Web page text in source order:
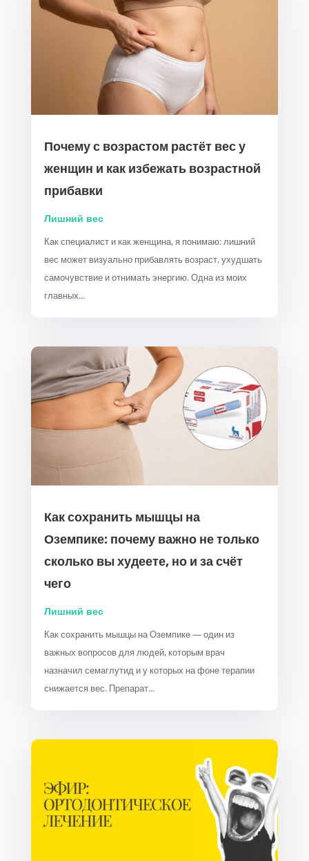
Почему с возрастом растёт вес у
женщин и как избежать возрастной
прибавки
Лишний вес
Как специалист и как женщина, я понимаю: лишний
вес может визуально прибавлять возраст, ухудшать
самочувствие и отнимать энергию. Одна из моих
главных...
Как сохранить мышцы на
Оземпике: почему важно не только
сколько вы худеете, но и за счёт
чего
Лишний вес
Как сохранить мышцы на Оземпике — один из
важных вопросов для людей, которым врач
назначил семаглутид и у которых на фоне терапии
снижается вес. Препарат...